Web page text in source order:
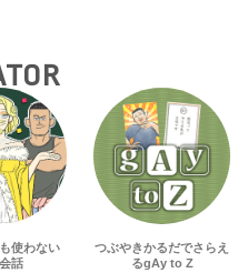
使わない
話
つぶやきかるだでさらえ
るgAy to Z